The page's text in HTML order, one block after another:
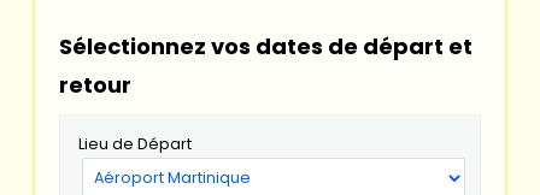
Sélectionnez vos dates de départ et
retour
Lieu de Départ